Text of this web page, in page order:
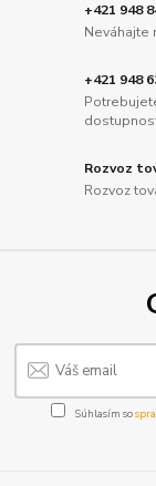
+421 948
Neváhajte
+421 948
Rozvoz
Rozvoz
Súhlasím so